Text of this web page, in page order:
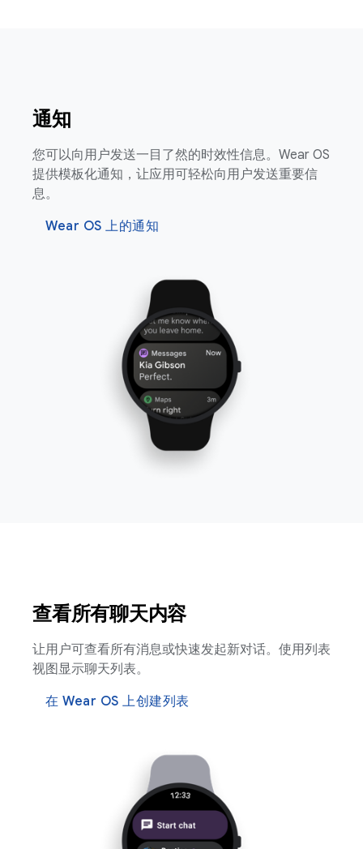
通知
您可以向用户发送一目了然的时效性信息。Wear OS
提供模板化通知，让应用可轻松向用户发送重要信
息。
Wear OS 上的通知
查看所有聊天内容
让用户可查看所有消息或快速发起新对话。使用列表
视图显示聊天列表。
在 Wear OS 上创建列表